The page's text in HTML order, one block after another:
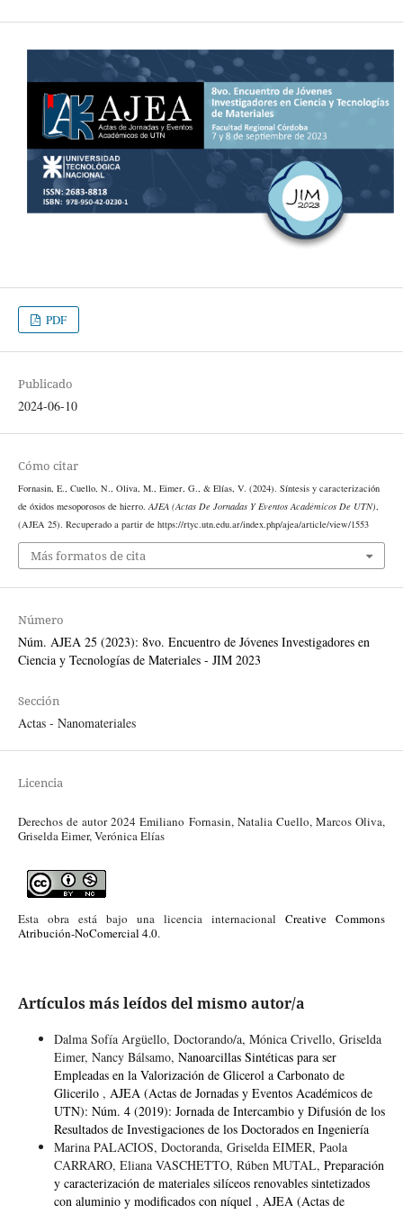
PDF
Publicado
2024-06-10
Cómo citar
Fornasin, E., Cuello, N., Oliva, M., Eimer, G., & Elías, V. (2024). Síntesis y caracterización
de óxidos mesoporosos de hierro.AJEA (Actas De Jornadas Y Eventos Académicos De UTN),
(AJEA 25). Recuperado a partir de https://rtyc.utn.edu.ar/index.php/ajea/article/view/1553
Más formatos de cita
Número
Núm. AJEA 25 (2023): 8vo. Encuentro de Jóvenes Investigadores en
Ciencia y Tecnologías de Materiales - JIM 2023
Sección
Actas - Nanomateriales
Licencia
Derechos de autor 2024 Emiliano Fornasin, Natalia Cuello, Marcos Oliva,
Griselda Eimer, Verónica Elías
Esta obra está bajo una licencia internacionalCreative Commons
Atribución-NoComercial 4.0.
Artículos más leídos del mismo autor/a
Dalma Sofía Argüello, Doctorando/a, Mónica Crivello, Griselda
Eimer, Nancy Bálsamo, Nanoarcillas Sintéticas para ser
Empleadas en la Valorización de Glicerol a Carbonato de
Glicerilo , AJEA (Actas de Jornadas y Eventos Académicos de
UTN): Núm. 4 (2019): Jornada de Intercambio y Difusión de los
Resultados de Investigaciones de los Doctorados en Ingeniería
Marina PALACIOS, Doctoranda, Griselda EIMER, Paola
CARRARO, Eliana VASCHETTO, Rúben MUTAL, Preparación
y caracterización de materiales silíceos renovables sintetizados
con aluminio y modificados con níquel , AJEA (Actas de